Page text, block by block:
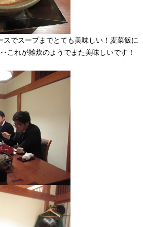
でスープまでとても美味しい！麦菜飯に
これが雑炊のようでまた美味しいです！